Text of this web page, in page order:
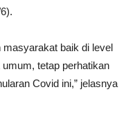
masyarakat baik di level
tetap perhatikan
Covid ini,” jelasnya